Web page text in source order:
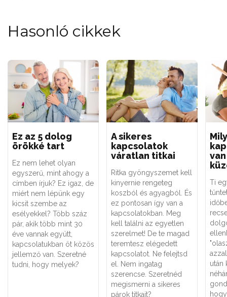
Hasonló cikkek
Ez az 5 dolog
örökké tart
Ez nem lehet olyan
egyszerű, mint ahogy a
címben írjuk? Ez igaz, de
miért nem lépünk egy
kicsit szembe az
esélyekkel? Több száz
pár, akik több mint 30
éve vannak együtt,
kapcsolatukban öt közös
jellemző van. Szeretné
tudni, hogy melyek?
A sikeres
kapcsolatok
váratlan titkai
Ritka gyöngyszemet kell
kinyernie rengeteg
koszból és agyagból. És
ez pontosan így van a
kapcsolatokban. Meg
kell találni az egyetlen
szerelmet! De te magad
teremtesz elégedett
kapcsolatot. Ne felejtsd
el. Nem ingatag
szerencse. Szeretnéd
megismerni a sikeres
párok titkait?
Ti
után